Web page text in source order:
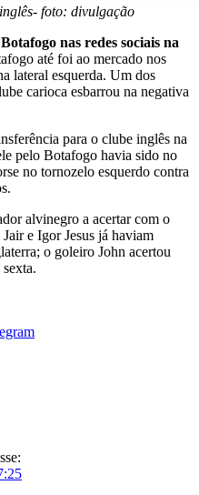
foto: divulgação
nas redes sociais na
até foi ao mercado nos
lateral esquerda. Um dos
carioca esbarrou na negativa
para o clube inglês na
pelo Botafogo havia sido no
no tornozelo esquerdo contra
alvinegro a acertar com o
e Igor Jesus já haviam
o goleiro John acertou